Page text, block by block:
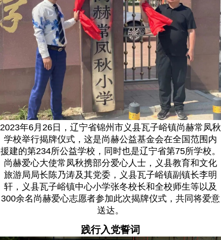
2023年6月26日，辽宁省锦州市义县瓦子峪镇尚赫常凤秋
学校举行揭牌仪式，这是尚赫公益基金会在全国范围内
援建的第234所公益学校，同时也是辽宁省第75所学校。
尚赫爱心大使常凤秋携部分爱心人士，义县教育和文化
旅游局局长陈乃涛及其党委，义县瓦子峪镇副镇长李明
轩，义县瓦子峪镇中心小学张冬校长和全校师生等以及
300余名尚赫爱心志愿者参加此次揭牌仪式，共同将爱意
送达。
践行入党誓词